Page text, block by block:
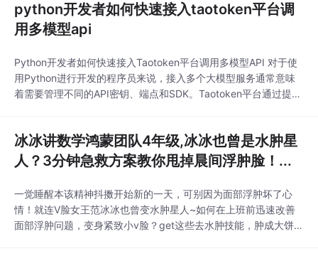
口，帮助你快速完成接口测试与验证。 1. 准备工作：获取API Key
python开发者如何快速接入taotoken平台调
用多模型api
Python开发者如何快速接入Taotoken平台调用多模型API 对于使
用Python进行开发的程序员来说，接入多个大模型服务通常意味
着需要管理不同的API密钥、端点和SDK。Taotoken平台通过提供
模型ID 开始编写代码前，你需要先在Taotoken平台上完成
冰冰讲数学鸿蒙团队4年级,冰冰也曾是水肿星
人？3分钟急救方案教你甩掉晨间浮肿脸！...
一觉睡醒本该精神抖擞开始新的一天，可别因为面部浮肿坏了心
情！就连V脸女王范冰冰也曾变水肿星人~如何在上班前迅速改善
面部浮肿问题，变身紧致小v脸？get这些去水肿技能，肿成大饼也